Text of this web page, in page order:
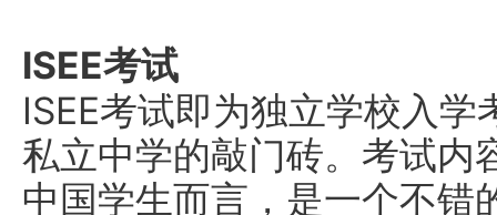
ISEE考试
ISEE考试即为独立学校入
私立中学的敲门砖。考试内
中国学生而言，是一个不错